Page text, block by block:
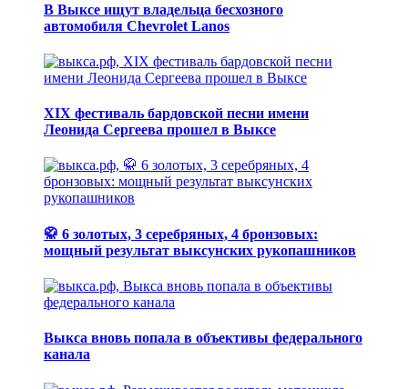
В Выксе ищут владельца бесхозного
автомобиля Chevrolet Lanos
XIX фестиваль бардовской песни имени
Леонида Сергеева прошел в Выксе
🥋 6 золотых, 3 серебряных, 4 бронзовых:
мощный результат выксунских рукопашников
Выкса вновь попала в объективы федерального
канала